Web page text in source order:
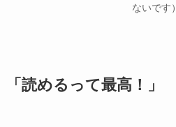
ないです）
「読めるって最高！」